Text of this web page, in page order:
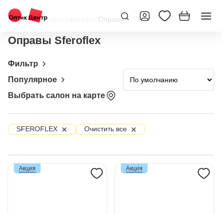
Главная/Интернет-магазин Оправы
Оправы Sferoflex
Фильтр
Популярное
Выбрать салон на карте
SFEROFLEX × Очистить все ×
Акция Акция